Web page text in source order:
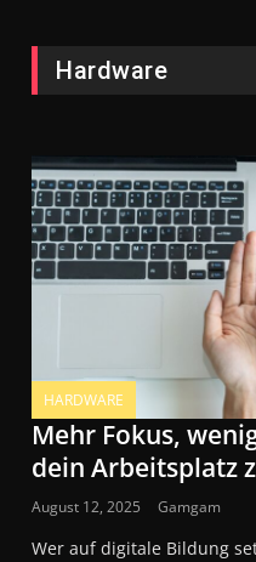
Hardware
HARDWARE
Mehr Fokus,
dein Arbeitsplatz
August 12, 2025 Gamgam
Wer auf digitale Bildung